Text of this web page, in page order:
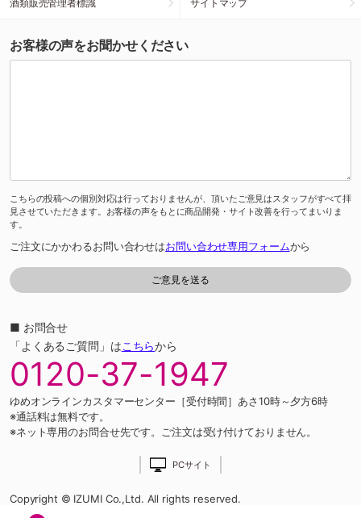
酒類販売管理者標識 サイトマップ
お客様の声をお聞かせください
こちらの投稿への個別対応は行っておりませんが、頂いたご意見はスタッフがすべて拝
見させていただきます。お客様の声をもとに商品開発・サイト改善を行ってまいりま
す。
ご注文にかかわるお問い合わせはお問い合わせ専用フォームから
■ お問合せ
「よくあるご質問」はこちらから
0120-37-1947
ゆめオンラインカスタマーセンター［受付時間］あさ10時～夕方6時
※通話料は無料です。
※ネット専用のお問合せ先です。ご注文は受け付けておりません。
PCサイト
Copyright © IZUMI Co.,Ltd. All rights reserved.